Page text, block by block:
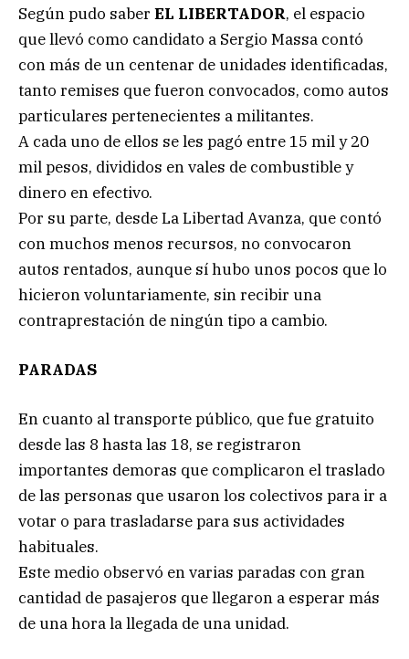
Según pudo saber EL LIBERTADOR, el espacio
que llevó como candidato a Sergio Massa contó
con más de un centenar de unidades identificadas,
tanto remises que fueron convocados, como autos
particulares pertenecientes a militantes.
A cada uno de ellos se les pagó entre 15 mil y 20
mil pesos, divididos en vales de combustible y
dinero en efectivo.
Por su parte, desde La Libertad Avanza, que contó
con muchos menos recursos, no convocaron
autos rentados, aunque sí hubo unos pocos que lo
hicieron voluntariamente, sin recibir una
contraprestación de ningún tipo a cambio.
PARADAS
En cuanto al transporte público, que fue gratuito
desde las 8 hasta las 18, se registraron
importantes demoras que complicaron el traslado
de las personas que usaron los colectivos para ir a
votar o para trasladarse para sus actividades
habituales.
Este medio observó en varias paradas con gran
cantidad de pasajeros que llegaron a esperar más
de una hora la llegada de una unidad.